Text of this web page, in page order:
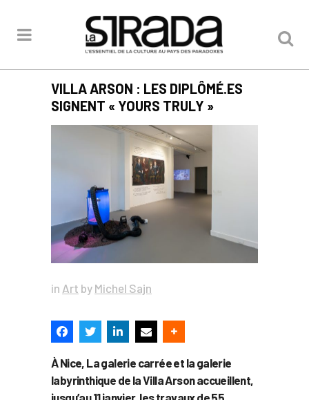
VILLA ARSON : LES DIPLÔMÉ.ES
SIGNENT « YOURS TRULY »
in Art by Michel Sajn
À Nice, La galerie carrée et la galerie
labyrinthique de la Villa Arson accueillent,